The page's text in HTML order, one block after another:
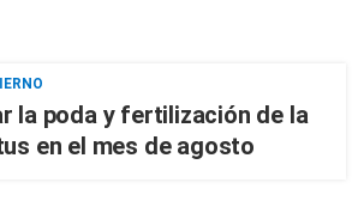
la poda y fertilización de la
en el mes de agosto